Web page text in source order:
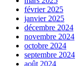
février 2025
janvier 2025
décembre 2024
novembre 2024
octobre 2024
septembre 2024
août 2024